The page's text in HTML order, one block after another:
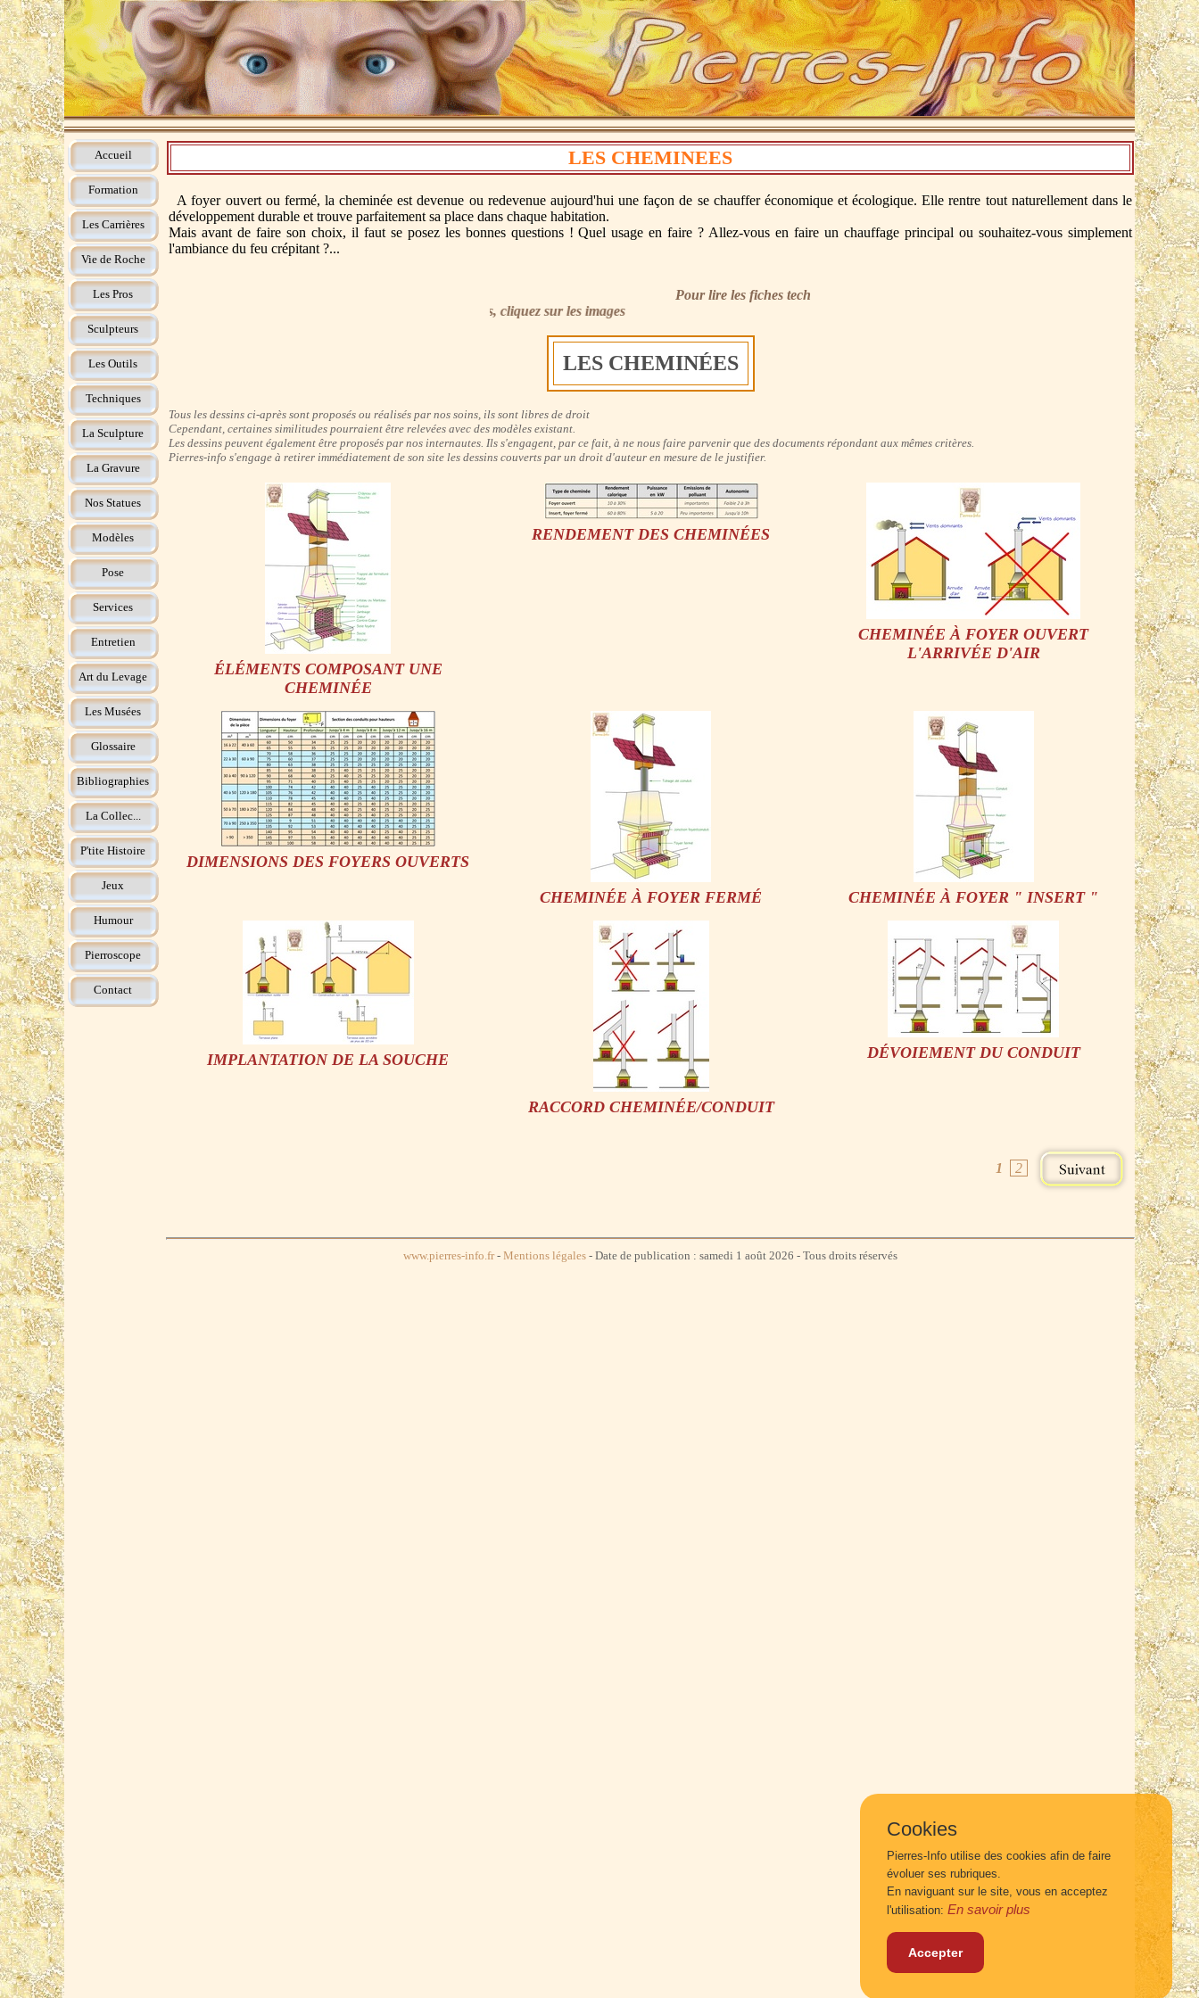
Accueil
Formation
Les Carrières
Vie de Roche
Les Pros
Sculpteurs
Les Outils
Techniques
La Sculpture
La Gravure
Nos Statues
Modèles
Pose
Services
Entretien
Art du Levage
Les Musées
Glossaire
Bibliographies
La Collec...
P'tite Histoire
Jeux
Humour
Pierroscope
Contact
LES CHEMINEES
A foyer ouvert ou fermé, la cheminée est devenue ou redevenue aujourd'hui une façon de se chauffer économique et écologique. Elle rentre tout naturellement dans le
développement durable et trouve parfaitement sa place dans chaque habitation.
Mais avant de faire son choix, il faut se posez les bonnes questions ! Quel usage en faire ? Allez-vous en faire un chauffage principal ou souhaitez-vous simplement
l'ambiance du feu crépitant ?...
Pour lire les fiches techniques, cliquez sur les images
Pour lire les fiches techniques, cliquez sur les images
LES CHEMINÉES
Tous les dessins ci-après sont proposés ou réalisés par nos soins, ils sont libres de droit
Cependant, certaines similitudes pourraient être relevées avec des modèles existant.
Les dessins peuvent également être proposés par nos internautes. Ils s'engagent, par ce fait, à ne nous faire parvenir que des documents répondant aux mêmes critères.
Pierres-info s'engage à retirer immédiatement de son site les dessins couverts par un droit d'auteur en mesure de le justifier.
ÉLÉMENTS COMPOSANT UNE
CHEMINÉE
RENDEMENT DES CHEMINÉES
CHEMINÉE À FOYER OUVERT
L'ARRIVÉE D'AIR
DIMENSIONS DES FOYERS OUVERTS
CHEMINÉE À FOYER FERMÉ
CHEMINÉE À FOYER " INSERT "
IMPLANTATION DE LA SOUCHE
RACCORD CHEMINÉE/CONDUIT
DÉVOIEMENT DU CONDUIT
1 2
www.pierres-info.fr- Mentions légales - Date de publication : samedi 1 août 2026 - Tous droits réservés
Cookies
Pierres-Info utilise des cookies afin de faire
évoluer ses rubriques.
En naviguant sur le site, vous en acceptez
l'utilisation: En savoir plus
Accepter